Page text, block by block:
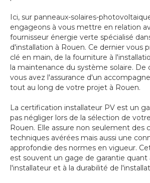
Ici, sur panneaux-solaires-
engageons à vous mettre en relation
fournisseur énergie verte spécialisé
d'installation à Rouen. Ce dernier vous
clé en main, de la fourniture à
la maintenance du système solaire.
vous avez l'assurance d'un
tout au long de votre projet à Rouen.
La certification installateur PV est un
pas négliger lors de la sélection de
Rouen. Elle assure non seulement des
techniques avérées mais aussi une
approfondie des normes en vigueur.
est souvent un gage de garantie quant
l'installateur et à la durabilité de